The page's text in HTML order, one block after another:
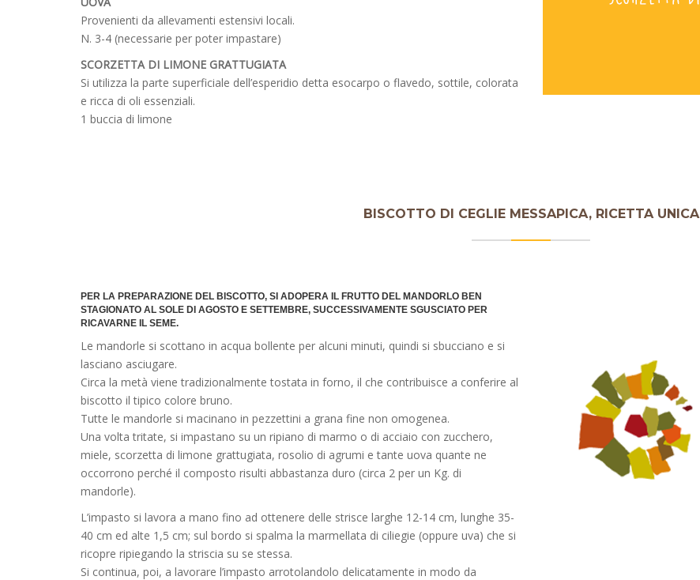
Provenienti da allevamenti estensivi locali.
N. 3-4 (necessarie per poter impastare)
SCORZETTA DI LIMONE GRATTUGIATA
Si utilizza la parte superficiale dell’esperidio detta esocarpo o flavedo, sottile, colorata
e ricca di oli essenziali.
1 buccia di limone
BISCOTTO DI CEGLIE MESSAPICA, RICETTA UNICA
PER LA PREPARAZIONE DEL BISCOTTO, SI ADOPERA IL FRUTTO DEL MANDORLO BEN
STAGIONATO AL SOLE DI AGOSTO E SETTEMBRE, SUCCESSIVAMENTE SGUSCIATO PER
RICAVARNE IL SEME.
Le mandorle si scottano in acqua bollente per alcuni minuti, quindi si sbucciano e si
lasciano asciugare.
Circa la metà viene tradizionalmente tostata in forno, il che contribuisce a conferire al
biscotto il tipico colore bruno.
Tutte le mandorle si macinano in pezzettini a grana fine non omogenea.
Una volta tritate, si impastano su un ripiano di marmo o di acciaio con zucchero,
miele, scorzetta di limone grattugiata, rosolio di agrumi e tante uova quante ne
occorrono perché il composto risulti abbastanza duro (circa 2 per un Kg. di
mandorle).
L’impasto si lavora a mano fino ad ottenere delle strisce larghe 12-14 cm, lunghe 35-
40 cm ed alte 1,5 cm; sul bordo si spalma la marmellata di ciliegie (oppure uva) che si
ricopre ripiegando la striscia su se stessa.
Si continua, poi, a lavorare l’impasto arrotolandolo delicatamente in modo da